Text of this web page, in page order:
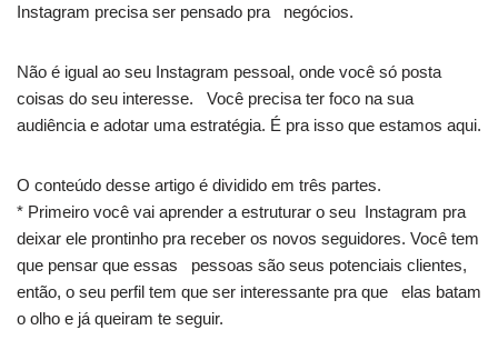
Instagram precisa ser pensado pra negócios.
Não é igual ao seu Instagram pessoal, onde você só posta
coisas do seu interesse. Você precisa ter foco na sua
audiência e adotar uma estratégia. É pra isso que estamos aqui.
O conteúdo desse artigo é dividido em três partes.
* Primeiro você vai aprender a estruturar o seu Instagram pra
deixar ele prontinho pra receber os novos seguidores. Você tem
que pensar que essas pessoas são seus potenciais clientes,
então, o seu perfil tem que ser interessante pra que elas batam
o olho e já queiram te seguir.